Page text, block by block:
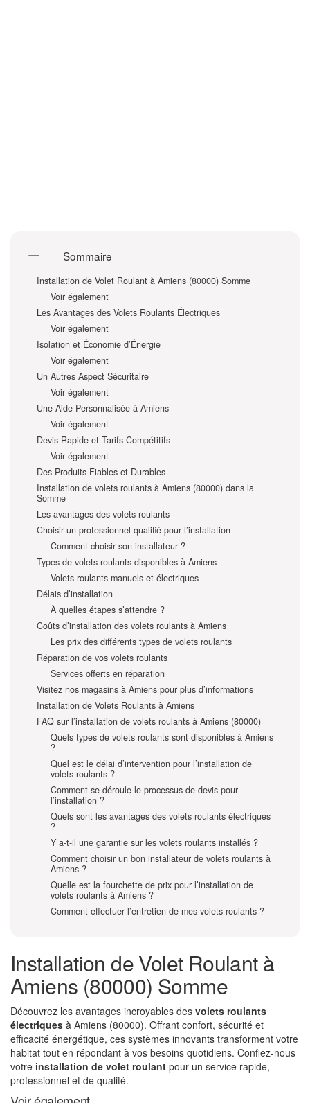
Sommaire
Installation de Volet Roulant à Amiens (80000) Somme
Voir également
Les Avantages des Volets Roulants Électriques
Voir également
Isolation et Économie d’Énergie
Voir également
Un Autres Aspect Sécuritaire
Voir également
Une Aide Personnalisée à Amiens
Voir également
Devis Rapide et Tarifs Compétitifs
Voir également
Des Produits Fiables et Durables
Installation de volets roulants à Amiens (80000) dans la
Somme
Les avantages des volets roulants
Choisir un professionnel qualifié pour l’installation
Comment choisir son installateur ?
Types de volets roulants disponibles à Amiens
Volets roulants manuels et électriques
Délais d’installation
À quelles étapes s’attendre ?
Coûts d’installation des volets roulants à Amiens
Les prix des différents types de volets roulants
Réparation de vos volets roulants
Services offerts en réparation
Visitez nos magasins à Amiens pour plus d’informations
Installation de Volets Roulants à Amiens
FAQ sur l’installation de volets roulants à Amiens (80000)
Quels types de volets roulants sont disponibles à Amiens
?
Quel est le délai d’intervention pour l’installation de
volets roulants ?
Comment se déroule le processus de devis pour
l’installation ?
Quels sont les avantages des volets roulants électriques
?
Y a-t-il une garantie sur les volets roulants installés ?
Comment choisir un bon installateur de volets roulants à
Amiens ?
Quelle est la fourchette de prix pour l’installation de
volets roulants à Amiens ?
Comment effectuer l’entretien de mes volets roulants ?
Installation de Volet Roulant à
Amiens (80000) Somme
Découvrez les avantages incroyables des volets roulants
électriques à Amiens (80000). Offrant confort, sécurité et
efficacité énergétique, ces systèmes innovants transforment votre
habitat tout en répondant à vos besoins quotidiens. Confiez-nous
votre installation de volet roulant pour un service rapide,
professionnel et de qualité.